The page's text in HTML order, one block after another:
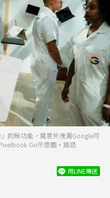
的新功能，竟意外洩漏Google可
Go示意圖。路透
用LINE傳送